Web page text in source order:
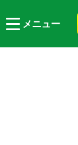
メニュー